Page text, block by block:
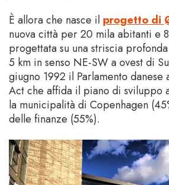
È allora che nasce il progetto di
nuova città per 20 mila abitanti e
progettata su una striscia
5 km in senso NE-SW a ovest di
giugno 1992 il Parlamento danese
Act che affida il piano di sviluppo
la municipalità di Copenhagen
delle finanze (55%).